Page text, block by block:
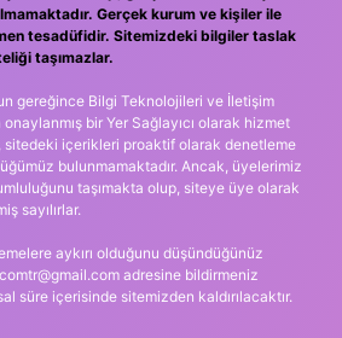
Gerçek kurum ve kişiler ile
tesadüfidir. Sitemizdeki bilgiler taslak
taşımazlar.
gereğince Bilgi Teknolojileri ve İletişim
bir Yer Sağlayıcı olarak hizmet
sitedeki içerikleri proaktif olarak denetleme
bulunmamaktadır. Ancak, üyelerimiz
taşımakta olup, siteye üye olarak
sayılırlar.
aykırı olduğunu düşündüğünüz
adresine bildirmeniz
süre içerisinde sitemizden kaldırılacaktır.